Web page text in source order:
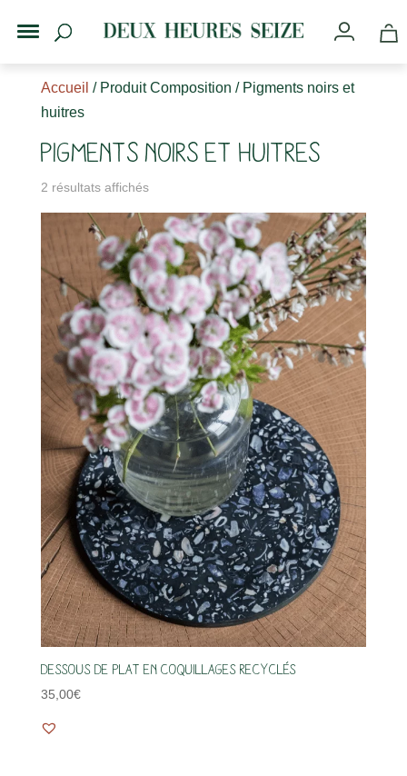
Accueil / Produit Composition / Pigments noirs et
huitres
Pigments noirs et huitres
2 résultats affichés
Dessous de plat en coquillages recyclés
35,00€